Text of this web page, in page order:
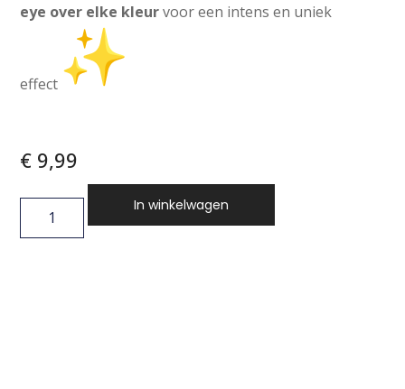
eye over elke kleurvoor een intens en uniek
effect
€ 9,99
In winkelwagen